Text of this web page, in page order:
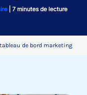
7 minutes de lecture
de bord marketing